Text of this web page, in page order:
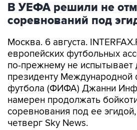
В УЕФА решили не
соревнований под
Москва. 6 августа.
европейских футбольных
по-прежнему не испытывает
президенту Международной
футбола (ФИФА) Джанни
намерен продолжать
соревнования под ее
четверг Sky News.